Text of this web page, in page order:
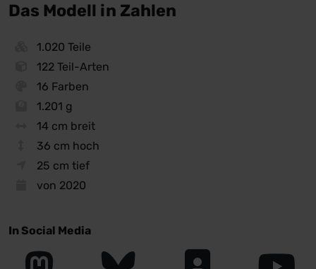
Das Modell in Zahlen
1.020 Teile
122 Teil-Arten
16 Farben
1.201 g
14 cm breit
36 cm hoch
25 cm tief
von 2020
In Social Media